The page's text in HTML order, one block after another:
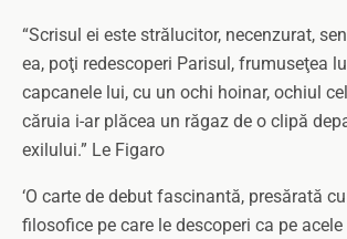
“Scrisul ei este strălucitor, necenzurat,
ea, poţi redescoperi Parisul, frumuseţea
capcanele lui, cu un ochi hoinar, ochiul
căruia i-ar plăcea un răgaz de o clipă
exilului.” Le Figaro
‘O carte de debut fascinantă, presărată
filosofice pe care le descoperi ca pe